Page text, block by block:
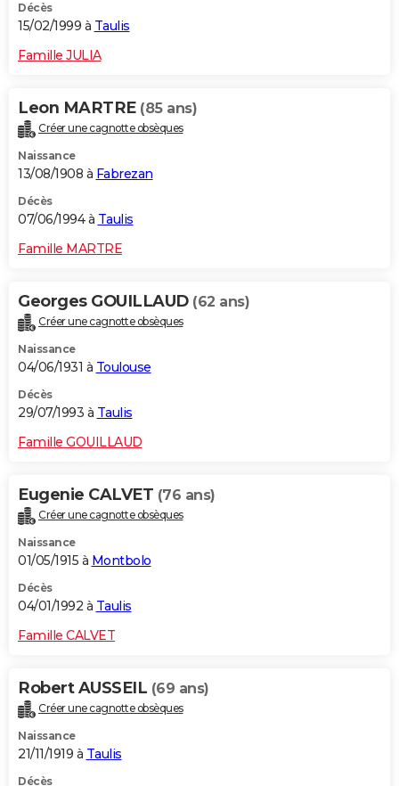
Décès
15/02/1999 à Taulis
Famille JULIA
Leon MARTRE (85 ans)
Créer une cagnotte obsèques
Naissance
13/08/1908 à Fabrezan
Décès
07/06/1994 à Taulis
Famille MARTRE
Georges GOUILLAUD (62 ans)
Créer une cagnotte obsèques
Naissance
04/06/1931 à Toulouse
Décès
29/07/1993 à Taulis
Famille GOUILLAUD
Eugenie CALVET (76 ans)
Créer une cagnotte obsèques
Naissance
01/05/1915 à Montbolo
Décès
04/01/1992 à Taulis
Famille CALVET
Robert AUSSEIL (69 ans)
Créer une cagnotte obsèques
Naissance
21/11/1919 à Taulis
Décès